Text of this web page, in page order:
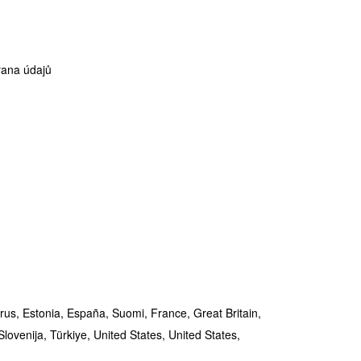
údajů
Estonia, España, Suomi, France, Great Britain,
Türkiye, United States, United States,